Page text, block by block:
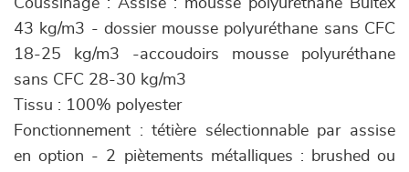
Coussinage : Assise : mousse polyuréthane Bultex
43 kg/m3 - dossier mousse polyuréthane sans CFC
18-25 kg/m3 -accoudoirs mousse polyuréthane
sans CFC 28-30 kg/m3
Tissu : 100% polyester
Fonctionnement : tétière sélectionnable par assise
en option - 2 piètements métalliques : brushed ou